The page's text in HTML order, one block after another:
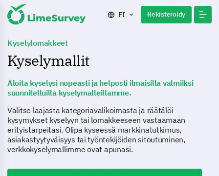
FI Rekisteroidy
Kyselylomakkeet
Kyselymallit
Aloita kyselysi nopeasti ja helposti ilmaisilla valmiiksi
suunnitelluilla kyselymalleillamme.
Valitse laajasta kategoriavalikoimasta ja räätälöi
kysymykset kyselyyn tai lomakkeeseen vastaamaan
erityistarpeitasi. Olipa kyseessä markkinatutkimus,
asiakastyytyväisyys tai työntekijöiden sitoutuminen,
verkkokyselymallimme ovat apunasi.